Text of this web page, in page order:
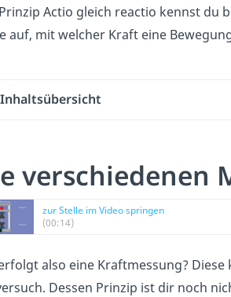
Actio gleich reactio kennst du
auf, mit welcher Kraft eine
Inhaltsübersicht
verschiedenen
zur Stelle im Video springen
(00:14)
also eine Kraftmessung?
Dessen Prinzip ist dir noch